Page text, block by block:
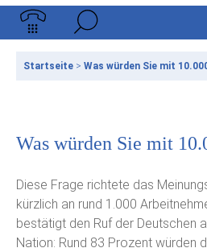
Startseite > Was würden Sie mit
Was würden Sie mit
Diese Frage richtete das
kürzlich an rund 1.000
bestätigt den Ruf der Deutschen
Nation: Rund 83 Prozent würden